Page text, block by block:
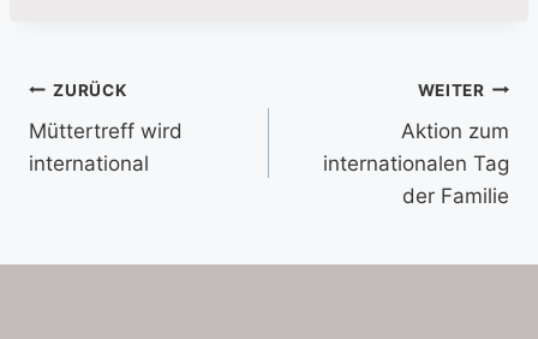
Beitragsnavigation
ZURÜCK
Müttertreff wird
international
WEITER
Aktion zum
internationalen Tag
der Familie